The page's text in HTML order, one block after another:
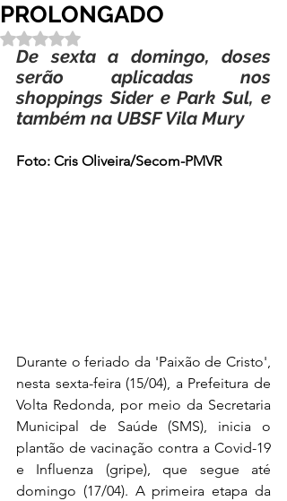
PROLONGADO
Avaliado com NaN de 5 estrelas.
De sexta a domingo, doses
serão aplicadas nos
shoppings Sider e Park Sul, e
também na UBSF Vila Mury
Foto: Cris Oliveira/Secom-PMVR
Durante o feriado da 'Paixão de Cristo',
nesta sexta-feira (15/04), a Prefeitura de
Volta Redonda, por meio da Secretaria
Municipal de Saúde (SMS), inicia o
plantão de vacinação contra a Covid-19
e Influenza (gripe), que segue até
domingo (17/04). A primeira etapa da